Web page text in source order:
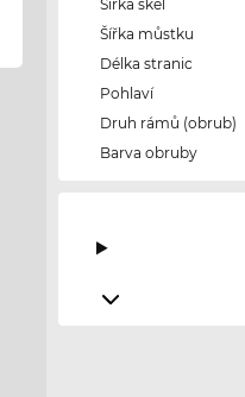
Šířka skel
Šířka můstku
Délka stranic
Pohlaví
Druh rámů (obrub)
Barva obruby